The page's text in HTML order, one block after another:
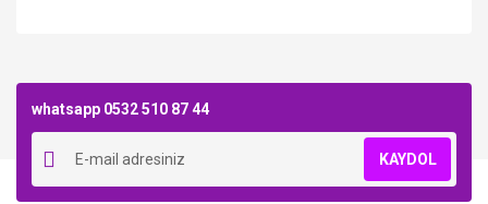
whatsapp 0532 510 87 44
KAYDOL